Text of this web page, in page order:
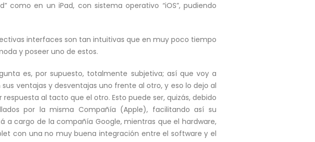
en un iPad, con sistema operativo “iOS”, pudiendo
interfaces son tan intuitivas que en muy poco tiempo
y poseer uno de estos.
es, por supuesto, totalmente subjetiva; así que voy a
ventajas y desventajas uno frente al otro, y eso lo dejo al
al tacto que el otro. Esto puede ser, quizás, debido
por la misma Compañía (Apple), facilitando así su
a cargo de la compañía Google, mientras que el hardware,
con una no muy buena integración entre el software y el